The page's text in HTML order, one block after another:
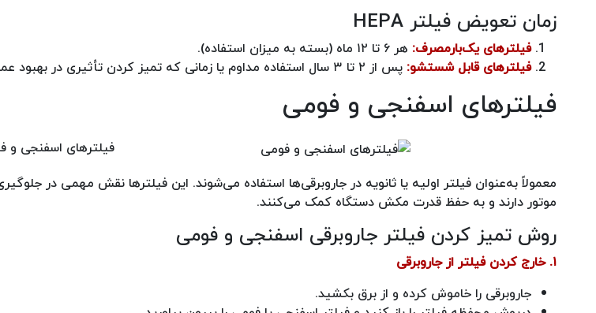
زمان تعویض فیلتر HEPA
فیلترهای یک‌بارمصرف: هر ۶ تا ۱۲ ماه (بسته به میزان استفاده).
فیلترهای قابل شستشو: پس از ۲ تا ۳ سال استفاده مداوم یا زمانی که تمیز کردن تأثیری در بهبود عملکرد آن نداشته باشد.
فیلترهای اسفنجی و فومی
فیلترهای اسفنجی و
معمولاً به‌عنوان فیلتر اولیه یا ثانویه در جاروبرقی‌ها استفاده می‌شوند. این فیلترها نقش مهمی در
موتور دارند و به حفظ قدرت مکش دستگاه کمک می‌کنند.
روش تمیز کردن فیلتر جاروبرقی اسفنجی و فومی
۱. خارج کردن فیلتر از جاروبرقی
جاروبرقی را خاموش کرده و از برق بکشید.